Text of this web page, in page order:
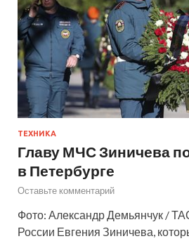
ТЕХНИКА
Главу МЧС Зиничева
в Петербурге
Оставьте комментарий
Фото: Александр Демьянчук /
России Евгения Зиничева,